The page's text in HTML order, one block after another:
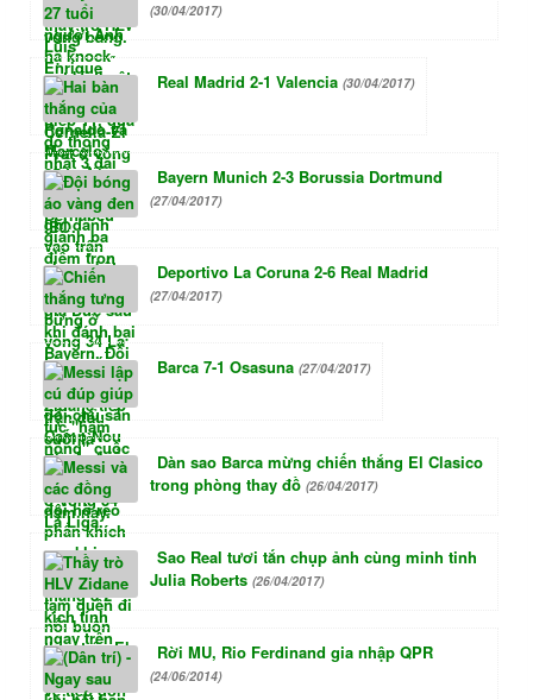
(30/04/2017)
Real Madrid 2-1 Valencia (30/04/2017)
Bayern Munich 2-3 Borussia Dortmund
(27/04/2017)
Deportivo La Coruna 2-6 Real Madrid
(27/04/2017)
Barca 7-1 Osasuna (27/04/2017)
Dàn sao Barca mừng chiến thắng El Clasico
trong phòng thay đồ (26/04/2017)
Sao Real tươi tắn chụp ảnh cùng minh tinh
Julia Roberts (26/04/2017)
Rời MU, Rio Ferdinand gia nhập QPR
(24/06/2014)